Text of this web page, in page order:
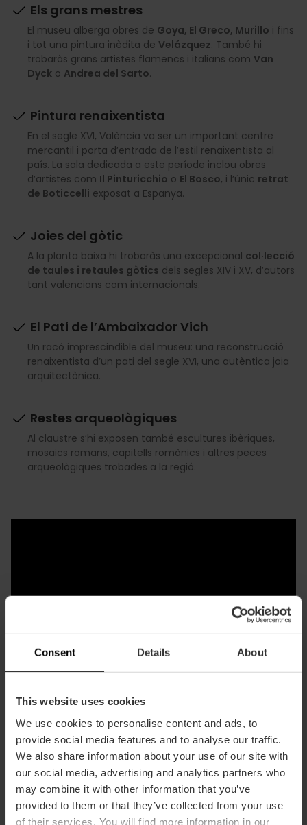
Consent Details About
This website uses cookies
We use cookies to personalise content and ads, to
provide social media features and to analyse our traffic.
We also share information about your use of our site with
our social media, advertising and analytics partners who
may combine it with other information that you’ve
provided to them or that they’ve collected from your use
of their services. You will find more information in our
Els grans mestres
El museu alberga obres de Goya, El Greco, Murillo i fins
i tot una pintura inèdita de Velázquez. També hi
trobaràs grans artistes flamencs i italians com Van
Dyck o Andrea del Sarto.
Pintura renaixentista
En el segle XVI, València va ser un important centre
mercantil i porta d’entrada de l’estil renaixentista al
país. La sala dedicada a este període inclou obres
d’artistes com Il Pinturicchio o El Bosco, i l’únic retrat
de Boticcelli exposat a Espanya.
Joies del gòtic
A la planta baixa hi trobaràs una excepcional col·lecció
de taules i retaules gòtics dels segles XIV i XV, d’autors
tant valencians com internacionals.
El Pati de l’Ambaixador Vich
Un racó imprescindible del museu: una reconstrucció
renaixentista d’un pati del segle XVI, una autèntica joia
arquitectònica.
Restes arqueològiques
Al claustre s’hi exposen també escultures ibèriques,
mosaics romans, capitells romànics i altres peces
arqueològiques trobades a la regió.